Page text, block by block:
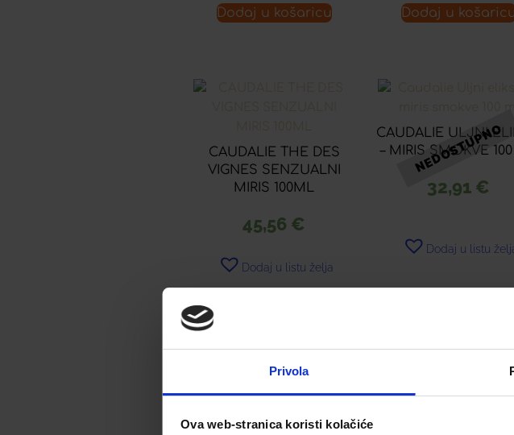
Privola
Ova web-stranica koristi kolačiće
Dodaj u košaricu Dodaj u košaricu
CAUDALIE THE DES
VIGNES SENZUALNI
MIRIS 100ML
45,56 €
Dodaj u listu želja
CAUDALIE ULJNI
– MIRIS SMOKVE 100
32,91 €
Dodaj u listu